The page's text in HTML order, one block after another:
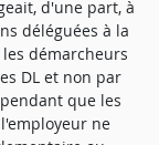
d'une part, à
déléguées à la
démarcheurs
DL et non par
que les
ne